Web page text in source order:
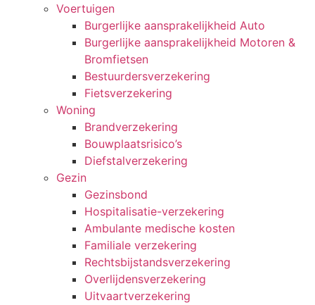
Voertuigen
Burgerlijke aansprakelijkheid Auto
Burgerlijke aansprakelijkheid Motoren &
Bromfietsen
Bestuurdersverzekering
Fietsverzekering
Woning
Brandverzekering
Bouwplaatsrisico’s
Diefstalverzekering
Gezin
Gezinsbond
Hospitalisatie-verzekering
Ambulante medische kosten
Familiale verzekering
Rechtsbijstandsverzekering
Overlijdensverzekering
Uitvaartverzekering